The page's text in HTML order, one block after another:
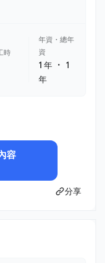
時
年資・總年
資
1 年 ・1
年
容
分享